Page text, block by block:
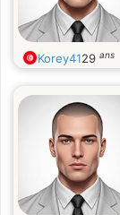
Korey4129 ans